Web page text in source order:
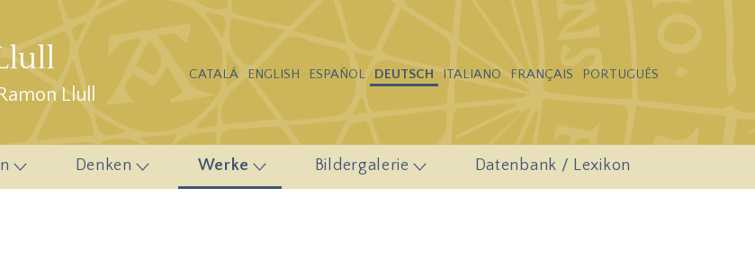
Llull
CATALÁ ENGLISH ESPAÑOL DEUTSCH ITALIANO FRANÇAIS PORTUGUÊS
Denken Werke Bildergalerie Datenbank / Lexikon